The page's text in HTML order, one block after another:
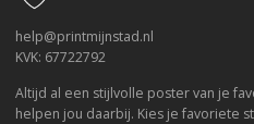
help@printmijnstad.nl
KVK: 67722792
Altijd al een stijlvolle poster van je
helpen jou daarbij. Kies je favoriete